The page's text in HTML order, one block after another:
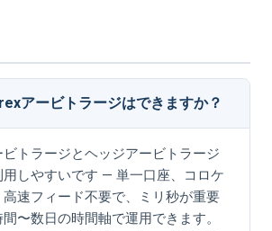
アービトラージはできますか？
トラージとヘッジアービトラージ
用しやすいです — 単一口座、コロケ
速フィード不要で、ミリ秒が重要
〜数日の時間軸で運用できます。